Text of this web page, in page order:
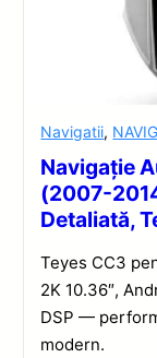
Navigatii,
Navigație
(2007-
Detaliată,
Teyes CC3
2K 10.36″,
DSP —
modern.